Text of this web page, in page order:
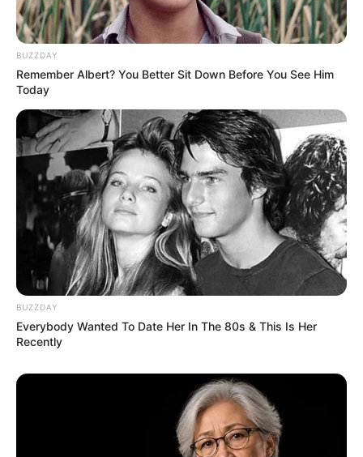
Beby Tsabina
TULIS KOMENTAR
Alamat email Anda tidak akan dipublikasikan. Ruas yang wajib ditandai *
BUZZDAY
Remember Albert? You Better Sit Down Before You See Him
Today
BUZZDAY
Everybody Wanted To Date Her In The 80s & This Is Her
Recently